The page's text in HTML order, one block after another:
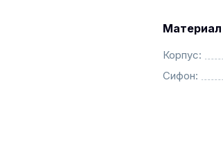
Материал
Корпус:
Сифон: